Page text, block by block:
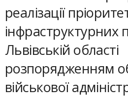
реалізації
інфраструктурних
Львівській області
розпорядженням
військової